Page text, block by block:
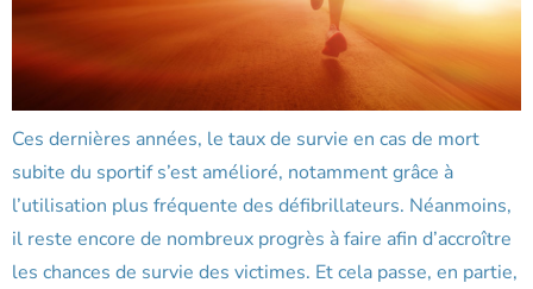
Ces dernières années, le taux de survie en cas de mort
subite du sportif s’est amélioré, notamment grâce à
l’utilisation plus fréquente des défibrillateurs. Néanmoins,
il reste encore de nombreux progrès à faire afin d’accroître
les chances de survie des victimes. Et cela passe, en partie,